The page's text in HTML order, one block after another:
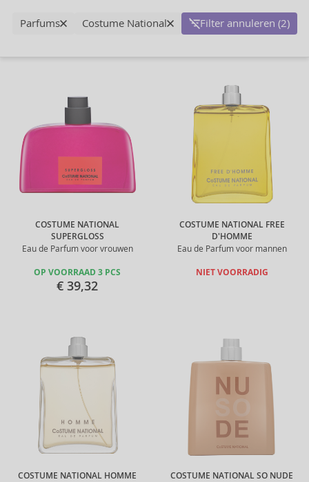
Parfums Costume National Filter annuleren (2)
COSTUME NATIONAL
SUPERGLOSS
Eau de Parfum voor vrouwen
OP VOORRAAD 3 PCS
€ 39,32
COSTUME NATIONAL FREE
D'HOMME
Eau de Parfum voor mannen
NIET VOORRADIG
COSTUME NATIONAL HOMME COSTUME NATIONAL SO NUDE